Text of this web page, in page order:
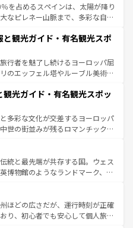
のイタリア料理を堪能することも
夜眠るまで、すべての瞬間を楽し
報はコンテンツ一覧を参照してほ
を占めるスペインは、太陽が降り
なピレネー山脈まで、多彩な自然
、情熱的なフラメンコ、熱気あふ
いタパスが生活の一部となってい
練された雰囲気や、バルセロナの
、地方では古代ローマ遺跡や中世
や気候が異なるスペインはその個
ほしい。
と観光ガイド・有名観光スポ
行者を魅了し続けるヨーロッパ屈
のエッフェル塔やルーブル美術館
ている。華麗な宮殿、歴史的な大
して豊かな自然が、訪れる者を心
ランスは美食の国としても知ら
スコ無形文化遺産にも登録されて
ど、多彩な楽しみ方が可能だ。さ
も魅力が溢れており、どの街角に
づいている。パリ以外の個性あふ
観光ガイド・有名観光スポッ
多彩な文化が交差するヨーロッパ
世の街並みが残るロマンチック街
を歩いても飽きることがない。ベ
イエルン州のアルプスの絶景、そ
ン畑といった風景は必見。ビール
してほしい。 なお、新着の
一覧を参照してほしい。
統と最先端が共存する国。ウェス
博物館のようなランドマーク、歴
ある。また、優雅なアフタヌーン
たまらない英国パブ、サッカー観
できる体験も豊富。イギリスを旅
ほどの広さだが、運行時刻が正確
り、初心者でも安心して個人旅行